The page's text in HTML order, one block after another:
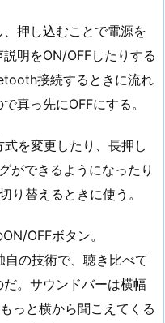
押し込むことで電源を
明をON/OFFしたりする
接続するときに流れ
真っ先にOFFにする。
を変更したり、長押し
ができるようになったり
り替えるときに使う。
OFFボタン。
の技術で、聴き比べて
。サウンドバーは横幅
っと横から聞こえてくる